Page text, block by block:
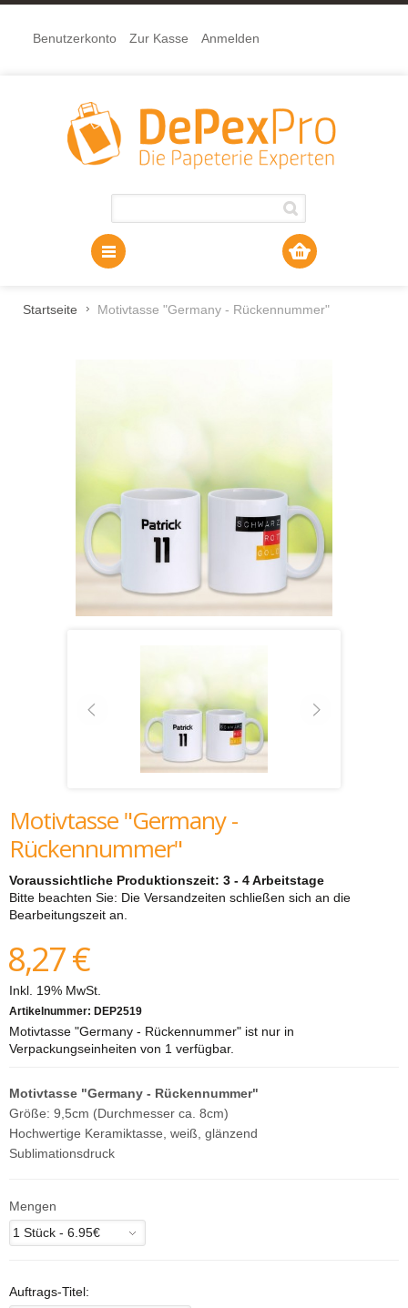
Benutzerkonto Zur Kasse Anmelden
Startseite Motivtasse "Germany - Rückennummer"
Motivtasse "Germany -
Rückennummer"
Voraussichtliche Produktionszeit: 3 - 4 Arbeitstage
Bitte beachten Sie: Die Versandzeiten schließen sich an die
Bearbeitungszeit an.
8,27 €
Inkl. 19% MwSt.
Artikelnummer: DEP2519
Motivtasse "Germany - Rückennummer" ist nur in
Verpackungseinheiten von 1 verfügbar.
Motivtasse "Germany - Rückennummer"
Größe: 9,5cm (Durchmesser ca. 8cm)
Hochwertige Keramiktasse, weiß, glänzend
Sublimationsdruck
Mengen
Auftrags-Titel: